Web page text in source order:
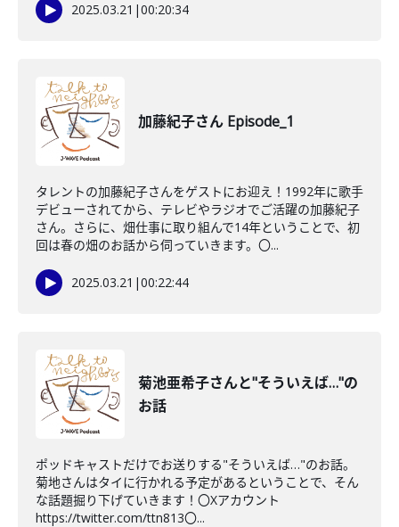
2025.03.21 |00:20:34
加藤紀子さん Episode_1
タレントの加藤紀子さんをゲストにお迎え！1992年に歌手
デビューされてから、テレビやラジオでご活躍の加藤紀子
さん。さらに、畑仕事に取り組んで14年ということで、初
回は春の畑のお話から伺っていきます。〇...
2025.03.21 |00:22:44
菊池亜希子さんと"そういえば…"の
お話
ポッドキャストだけでお送りする"そういえば…"のお話。
菊地さんはタイに行かれる予定があるということで、そん
な話題掘り下げていきます！〇Xアカウント
https://twitter.com/ttn813〇...